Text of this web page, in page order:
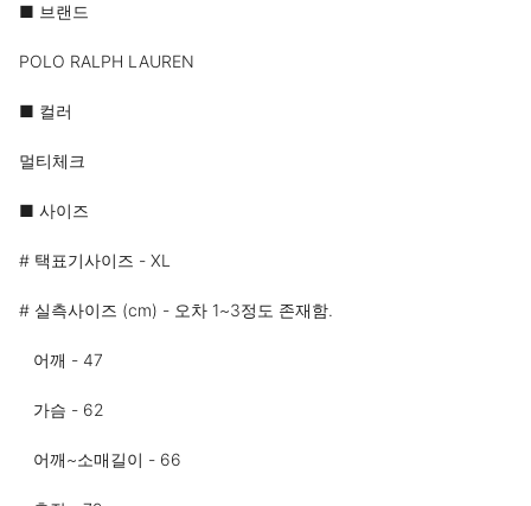
■ 브랜드
POLO RALPH LAUREN
■ 컬러
멀티체크
■ 사이즈
# 택표기사이즈 - XL
# 실측사이즈 (cm) - 오차 1~3정도 존재함.